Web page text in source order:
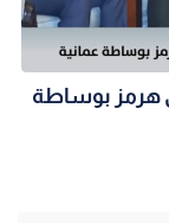
هرمز بوساطة